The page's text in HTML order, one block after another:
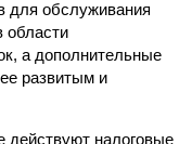
для обслуживания
области
а дополнительные
развитым и
действуют налоговые